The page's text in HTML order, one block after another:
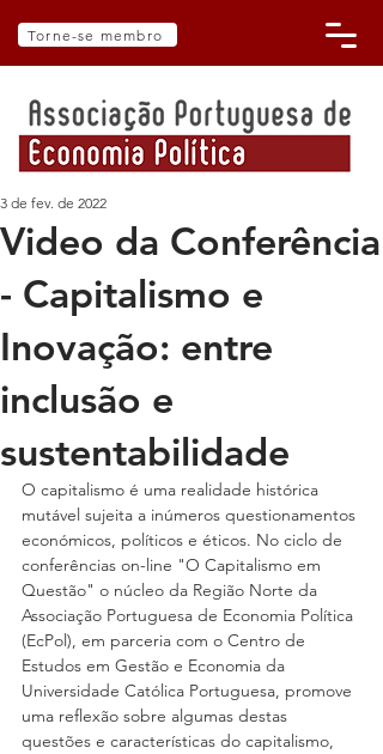
Torne-se membro
Video da Conferência
- Capitalismo e
Inovação: entre
inclusão e
sustentabilidade
3 de fev. de 2022
O capitalismo é uma realidade histórica
mutável sujeita a inúmeros questionamentos
económicos, políticos e éticos. No ciclo de
conferências on-line "O Capitalismo em
Questão" o núcleo da Região Norte da
Associação Portuguesa de Economia Política
(EcPol), em parceria com o Centro de
Estudos em Gestão e Economia da
Universidade Católica Portuguesa, promove
uma reflexão sobre algumas destas
questões e características do capitalismo,